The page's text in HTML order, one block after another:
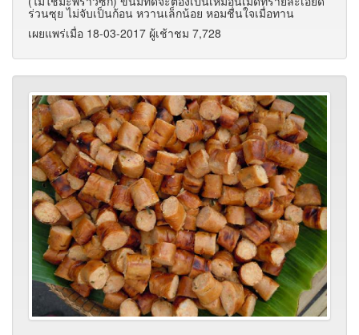
ร่วนซุย ไม่จับเป็นก้อน หวานเล็กน้อย หอมชื่นใจเมื่อทาน
เผยแพร่เมื่อ 18-03-2017 ผู้เช้าชม 7,728